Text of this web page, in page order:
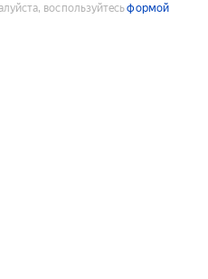
воспользуйтесьформой